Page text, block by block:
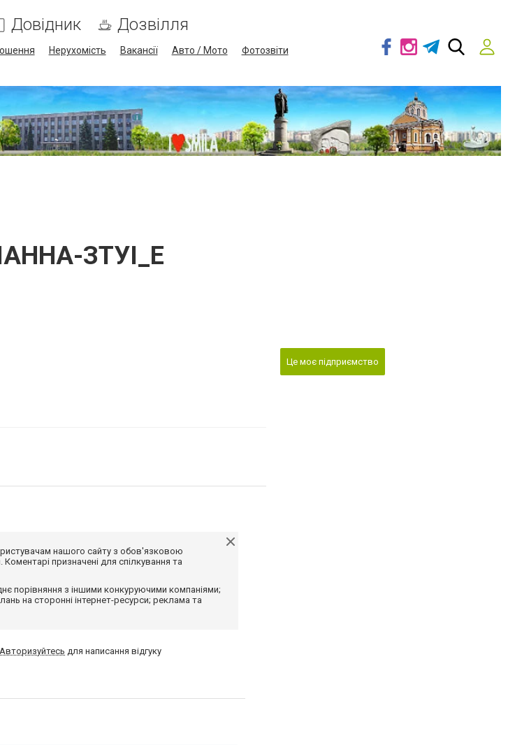
Довідник Дозвілля
Нерухомість Вакансії Авто / Мото
Фотозвіти
ЗТУІ_Е
Це моє підприємство
нашого сайту з обов'язковою
призначені для спілкування та
порівняння з іншими конкуруючими компаніями;
на сторонні інтернет-ресурси; реклама та
Авторизуйтесь для написання відгуку